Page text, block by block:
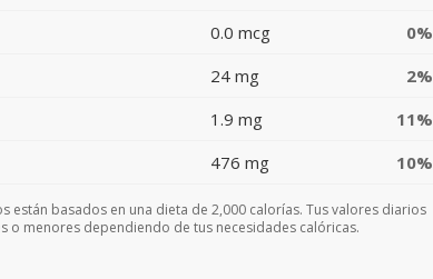
0.0 mcg
0%
24 mg
2%
1.9 mg
11%
476 mg 10%
están basados en una dieta de 2,000 calorías. Tus valores diarios
o menores dependiendo de tus necesidades calóricas.